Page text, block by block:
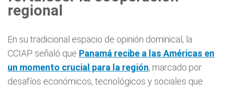
regional
En su tradicional espacio de opinión dominical, la
CCIAP señaló que Panamá recibe a las Américas en
un momento crucial para la región, marcado por
desafíos económicos, tecnológicos y sociales que